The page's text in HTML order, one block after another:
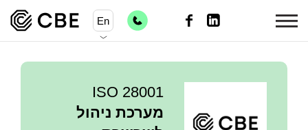
En
ISO 28001
מערכת ניהול